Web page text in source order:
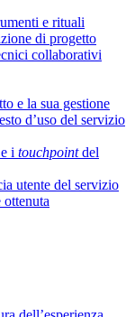
e rituali
di progetto
collaborativi
e la sua gestione
d’uso del servizio
i touchpointdel
utente del servizio